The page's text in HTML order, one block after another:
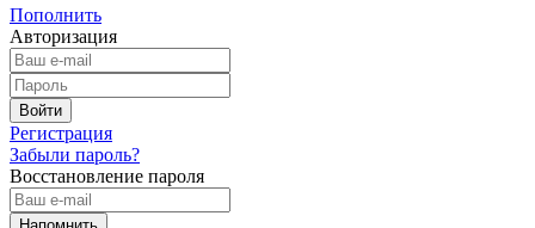
Пополнить
Авторизация
Регистрация
Забыли пароль?
Восстановление пароля